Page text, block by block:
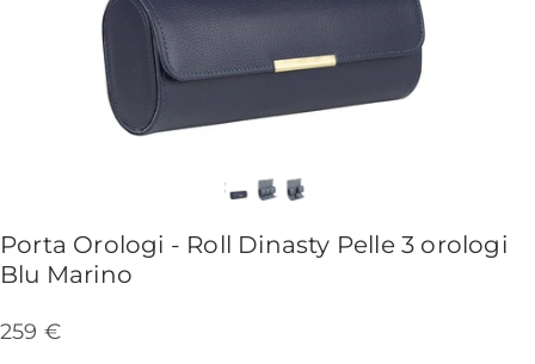
Porta Orologi - Roll Dinasty Pelle 3 orologi
Blu Marino
259 €